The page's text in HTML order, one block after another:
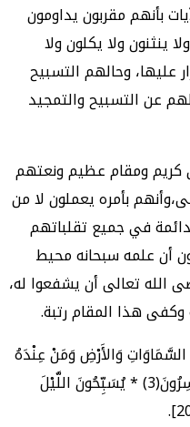
بأنهم مقربون يداومون
ينثنون ولا يكلون ولا
عليها، وحالهم التسبيح
عن التسبيح والتمجيد
ومقام عظيم ونعتهم
بأمره يعملون لا من
في جميع تقلباتهم
أن علمه سبحانه محيط
الله تعالى أن يشفعوا له،
هذا المقام رتبة.
وَالأَرْضِ وَمَنْ عِنْدَهُ
لا يَسْتَكْبِرُونَ عَنْ عِبَادَتِهِ وَلا يَسْتَحْسِرُونَ(3) * يُسَبِّحُونَ اللَّيْلَ